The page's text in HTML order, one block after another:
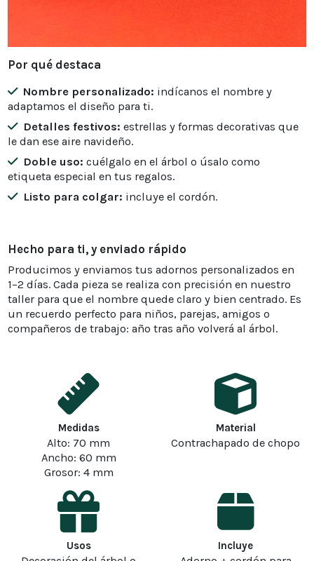
Por qué destaca
Nombre personalizado: indícanos el nombre y
adaptamos el diseño para ti.
Detalles festivos: estrellas y formas decorativas que
le dan ese aire navideño.
Doble uso: cuélgalo en el árbol o úsalo como
etiqueta especial en tus regalos.
Listo para colgar: incluye el cordón.
Hecho para ti, y enviado rápido
Producimos y enviamos tus adornos personalizados en
1–2 días. Cada pieza se realiza con precisión en nuestro
taller para que el nombre quede claro y bien centrado. Es
un recuerdo perfecto para niños, parejas, amigos o
compañeros de trabajo: año tras año volverá al árbol.
Medidas
Alto: 70 mm
Ancho: 60 mm
Grosor: 4 mm
Material
Contrachapado de chopo
Usos Incluye